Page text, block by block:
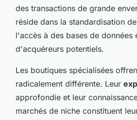
des transactions de grande
réside dans la standardisation
l'accès à des bases de données
d'acquéreurs potentiels.
Les boutiques spécialisées
radicalement différente. Leur
approfondie et leur
marchés de niche constituent